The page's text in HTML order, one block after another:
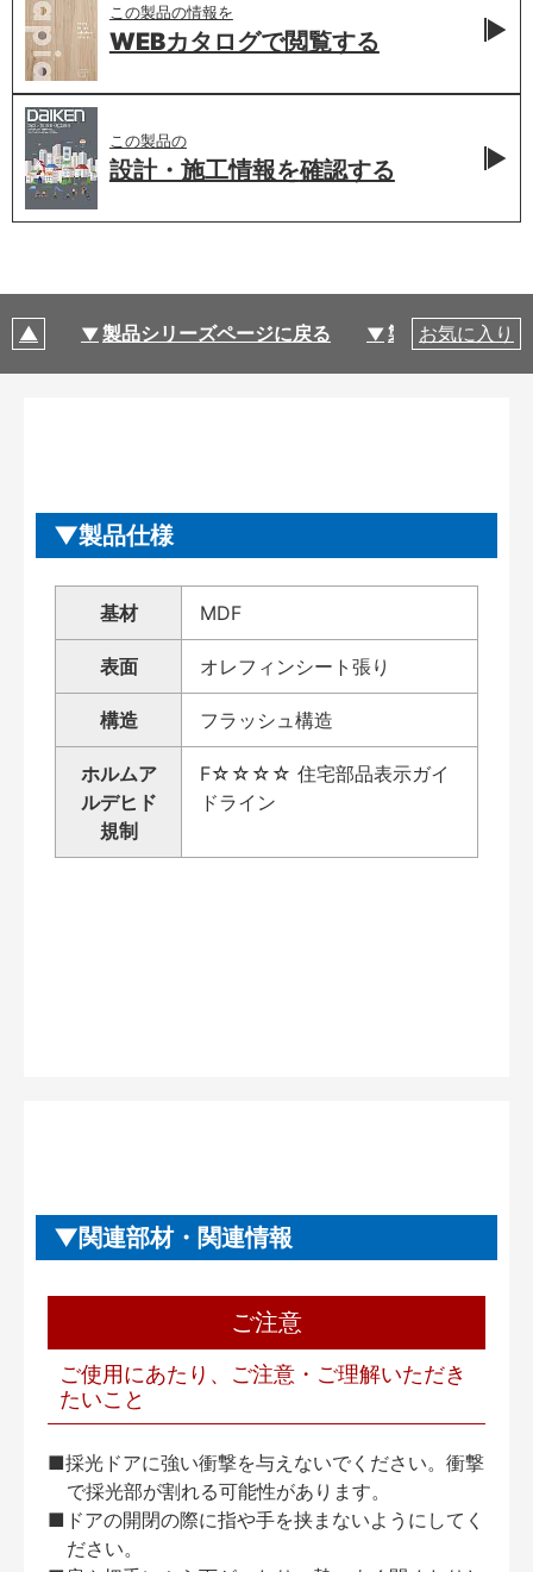
この製品の情報を
WEBカタログで閲覧する
この製品の
設計・施工情報を確認する
製品シリーズページに戻る 製品仕様
お気に入り
製品仕様
基材 MDF
表面 オレフィンシート張り
構造 フラッシュ構造
ホルムア
ルデヒド
規制
F☆☆☆☆ 住宅部品表示ガイ
ドライン
関連部材・関連情報
ご注意
ご使用にあたり、ご注意・ご理解いただき
たいこと
■採光ドアに強い衝撃を与えないでください。衝撃
で採光部が割れる可能性があります。
■ドアの開閉の際に指や手を挟まないようにしてく
ださい。